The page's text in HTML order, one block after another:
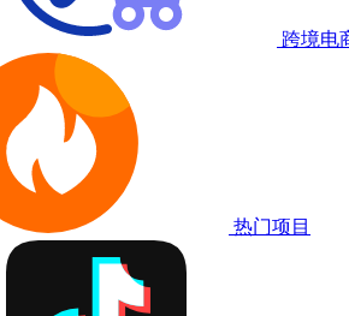
跨境电
热门项目